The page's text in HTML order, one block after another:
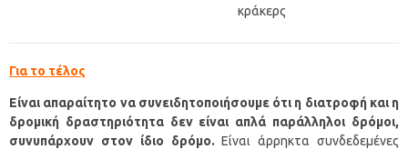
κράκερς
Για το τέλος
Είναι απαραίτητο να συνειδητοποιήσουμε ότι η διατροφή και η
δρομική δραστηριότητα δεν είναι απλά παράλληλοι δρόμοι,
συνυπάρχουν στον ίδιο δρόμο. Είναι άρρηκτα συνδεδεμένες